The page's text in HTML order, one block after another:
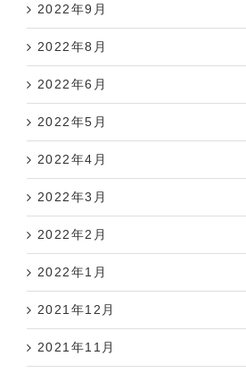
2022年9月
2022年8月
2022年6月
2022年5月
2022年4月
2022年3月
2022年2月
2022年1月
2021年12月
2021年11月